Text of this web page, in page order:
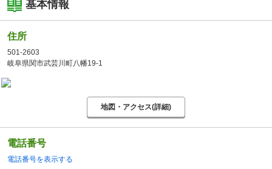
基本情報
住所
501-2603
岐阜県関市武芸川町八幡19-1
地図・アクセス(詳細)
電話番号
電話番号を表示する